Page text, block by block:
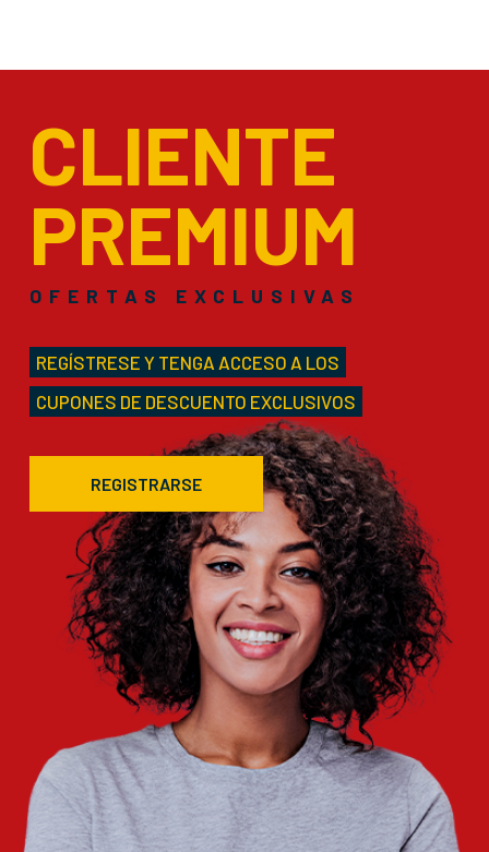
CLIENTE
PREMIUM
OFERTAS EXCLUSIVAS
REGÍSTRESE Y TENGA ACCESO A LOS
CUPONES DE DESCUENTO EXCLUSIVOS
REGISTRARSE